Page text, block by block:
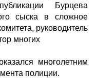
Бурцева
сыска в сложное
руководитель
многих
многолетним
полиции.